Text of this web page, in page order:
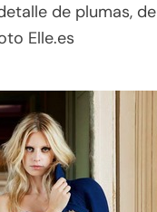
de plumas, de
Elle.es